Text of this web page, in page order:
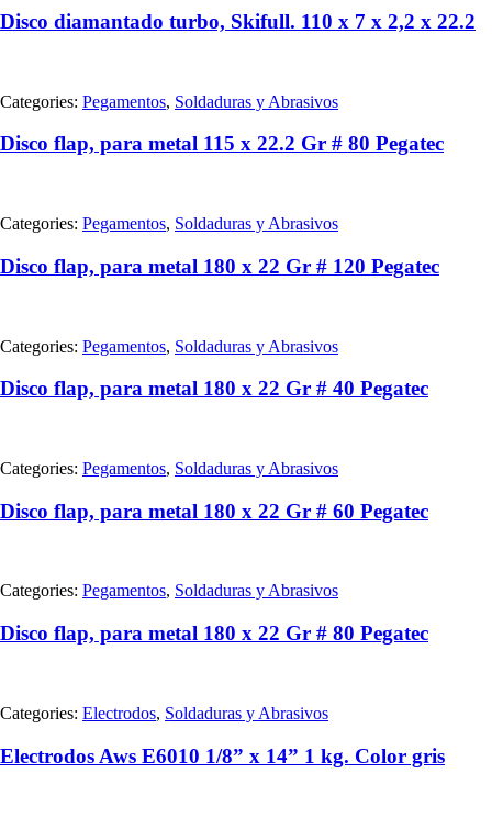
Disco diamantado turbo, Skifull. 110 x 7 x 2,2 x 22.2
Categories: Pegamentos, Soldaduras y Abrasivos
Disco flap, para metal 115 x 22.2 Gr # 80 Pegatec
Categories: Pegamentos, Soldaduras y Abrasivos
Disco flap, para metal 180 x 22 Gr # 120 Pegatec
Categories: Pegamentos, Soldaduras y Abrasivos
Disco flap, para metal 180 x 22 Gr # 40 Pegatec
Categories: Pegamentos, Soldaduras y Abrasivos
Disco flap, para metal 180 x 22 Gr # 60 Pegatec
Categories: Pegamentos, Soldaduras y Abrasivos
Disco flap, para metal 180 x 22 Gr # 80 Pegatec
Categories: Electrodos, Soldaduras y Abrasivos
Electrodos Aws E6010 1/8” x 14” 1 kg. Color gris